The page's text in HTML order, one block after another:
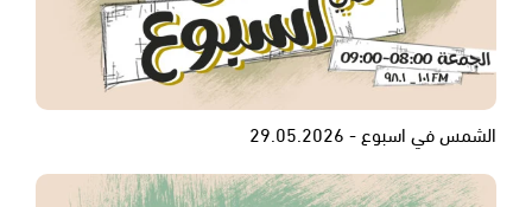
الشمس في اسبوع - 29.05.2026